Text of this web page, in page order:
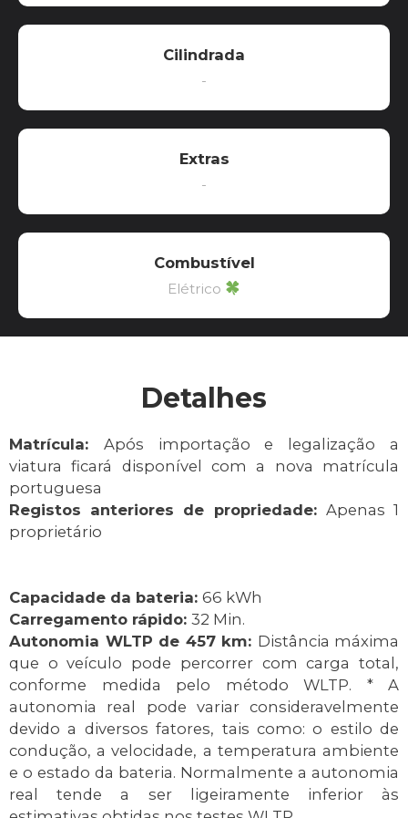
Cilindrada
-
Extras
-
Combustível
Elétrico
Detalhes
Matrícula: Após importação e legalização a
viatura ficará disponível com a nova matrícula
portuguesa
Registos anteriores de propriedade: Apenas 1
proprietário
Capacidade da bateria: 66 kWh
Carregamento rápido: 32 Min.
Autonomia WLTP de 457 km: Distância máxima
que o veículo pode percorrer com carga total,
conforme medida pelo método WLTP. * A
autonomia real pode variar consideravelmente
devido a diversos fatores, tais como: o estilo de
condução, a velocidade, a temperatura ambiente
e o estado da bateria. Normalmente a autonomia
real tende a ser ligeiramente inferior às